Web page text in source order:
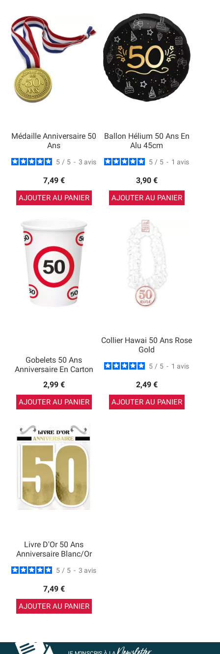
Médaille Anniversaire 50
Ans
5 / 5 - 3 avis
7,49 €
AJOUTER AU PANIER
Ballon Hélium 50 Ans En
Alu 45cm
5 / 5 - 1 avis
3,90 €
AJOUTER AU PANIER
Gobelets 50 Ans
Anniversaire En Carton
2,99 €
AJOUTER AU PANIER
Collier Hawai 50 Ans Rose
Gold
5 / 5 - 1 avis
2,49 €
AJOUTER AU PANIER
Livre D'Or 50 Ans
Anniversaire Blanc/Or
5 / 5 - 3 avis
7,49 €
AJOUTER AU PANIER